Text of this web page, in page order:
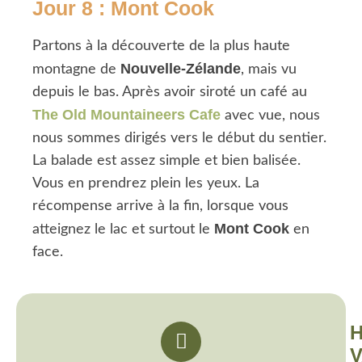
Jour 8 : Mont Cook
Partons à la découverte de la plus haute
montagne de Nouvelle-Zélande, mais vu
depuis le bas. Après avoir siroté un café au
The Old Mountaineers Cafe avec vue, nous
nous sommes dirigés vers le début du sentier.
La balade est assez simple et bien balisée.
Vous en prendrez plein les yeux. La
récompense arrive à la fin, lorsque vous
atteignez le lac et surtout le Mont Cook en
face.